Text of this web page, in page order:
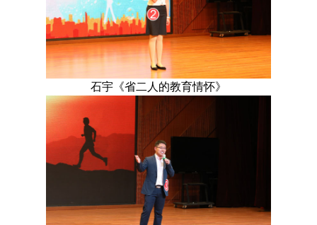
石宇《省二人的教育情怀》